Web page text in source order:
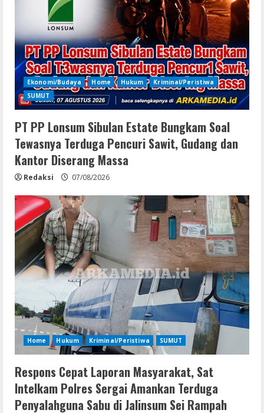
Ekonomi/Budaya Home Hukum
Kriminal/Peristiwa
SUMUT
PT PP Lonsum Sibulan Estate Bungkam Soal
Tewasnya Terduga Pencuri Sawit, Gudang dan
Kantor Diserang Massa
Redaksi 07/08/2026
Home Hukum Kriminal/Peristiwa SUMUT
Respons Cepat Laporan Masyarakat, Sat
Intelkam Polres Sergai Amankan Terduga
Penyalahguna Sabu di Jalinsum Sei Rampah